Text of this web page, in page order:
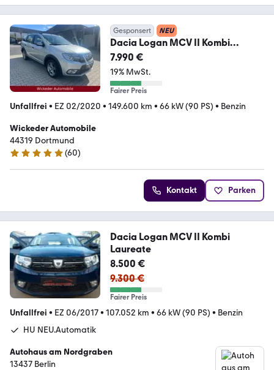
Gesponsert NEU
Dacia Logan MCV II Kombi
Stepway/Tüv Neu/Top Pflege
7.990 €
19% MwSt.
Fairer Preis
Unfallfrei • EZ 02/2020 • 149.600 km • 66 kW (90 PS) • Benzin
Wickeder Automobile
44319 Dortmund
4.9 Sterne
(60)
Kontakt Parken
Dacia Logan MCV II Kombi
Laureate
8.500 €
9.300 €
Fairer Preis
Unfallfrei • EZ 06/2017• 107.052 km • 66 kW (90 PS) • Benzin
HU NEU.Automatik
Autohaus am Nordgraben
13437 Berlin